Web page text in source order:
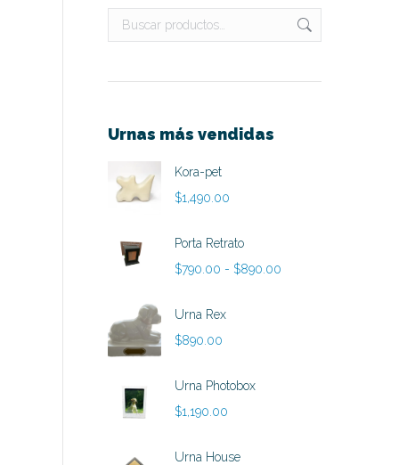
Urnas más vendidas
Kora-pet
$1,490.00
Porta Retrato
$790.00 - $890.00
Urna Rex
$890.00
Urna Photobox
$1,190.00
Urna House